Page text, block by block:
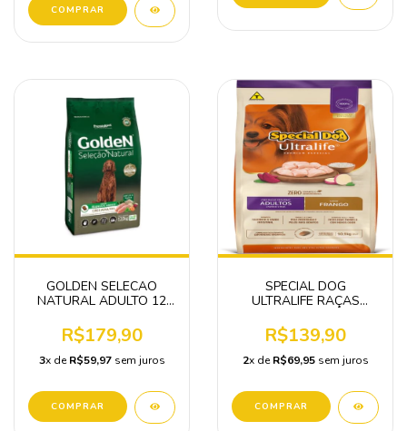
COMPRAR
GOLDEN SELECAO
NATURAL ADULTO 12
R$179,90
3x deR$59,97sem juros
SPECIAL DOG
ULTRALIFE RAÇAS
10,1KG
R$139,90
2x deR$69,95sem juros